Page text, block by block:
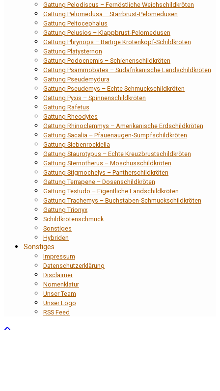
Gattung Pelodiscus – Fernöstliche Weichschildkröten
Gattung Pelomedusa – Starrbrust-Pelomedusen
Gattung Peltocephalus
Gattung Pelusios – Klappbrust-Pelomedusen
Gattung Phrynops – Bärtige Krötenkopf-Schildkröten
Gattung Platysternon
Gattung Podocnemis – Schienenschildkröten
Gattung Psammobates – Südafrikanische Landschildkröten
Gattung Pseudemydura
Gattung Pseudemys – Echte Schmuckschildkröten
Gattung Pyxis – Spinnenschildkröten
Gattung Rafetus
Gattung Rheodytes
Gattung Rhinoclemmys – Amerikanische Erdschildkröten
Gattung Sacalia – Pfauenaugen-Sumpfschildkröten
Gattung Siebenrockiella
Gattung Staurotypus – Echte Kreuzbrustschildkröten
Gattung Sternotherus – Moschusschildkröten
Gattung Stigmochelys – Pantherschildkröten
Gattung Terrapene – Dosenschildkröten
Gattung Testudo – Eigentliche Landschildkröten
Gattung Trachemys – Buchstaben-Schmuckschildkröten
Gattung Trionyx
Schildkrötenschmuck
Sonstiges
Hybriden
Sonstiges
Impressum
Datenschutzerklärung
Disclaimer
Nomenklatur
Unser Team
Unser Logo
RSS Feed